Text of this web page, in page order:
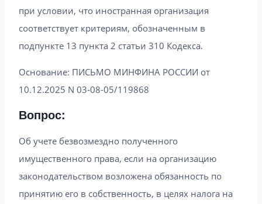
при условии, что иностранная организация
соответствует критериям, обозначенным в
подпункте 13 пункта 2 статьи 310 Кодекса.
Основание: ПИСЬМО МИНФИНА РОССИИ от
10.12.2025 N 03-08-05/119868
Вопрос:
Об учете безвозмездно полученного
имущественного права, если на организацию
законодательством возложена обязанность по
принятию его в собственность, в целях налога на